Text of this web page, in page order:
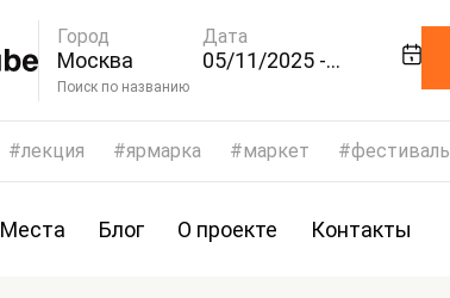
Город
Москва
Дата
05/11/2025 -
Поиск по названию
лекция ярмарка маркет фестиваль
Места Блог О проекте Контакты